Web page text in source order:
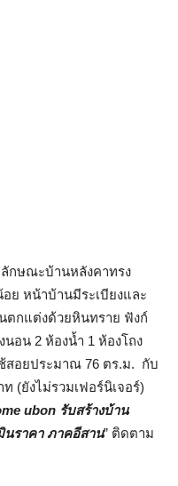
ลักษณะบ้านหลังคาทรง
ย หน้าบ้านมีระเบียงและ
ตกแต่งด้วยหินทราย ฟังก์
อน 2 ห้องน้ำ 1 ห้องโถง
สอยประมาณ 76 ตร.ม. กับ
(ยังไม่รวมเฟอร์นิเจอร์)
ubon รับสร้างบ้าน
ราคา ภาคอีสาน” ติดตาม